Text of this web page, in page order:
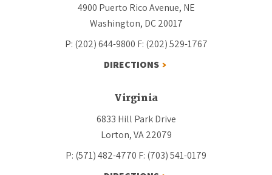
4900 Puerto Rico Avenue, NE
Washington, DC 20017
P: (202) 644-9800 F: (202) 529-1767
DIRECTIONS
Virginia
6833 Hill Park Drive
Lorton, VA 22079
P: (571) 482-4770 F: (703) 541-0179